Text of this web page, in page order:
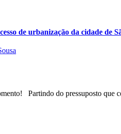
de urbanização da cidade de
Partindo do pressuposto que